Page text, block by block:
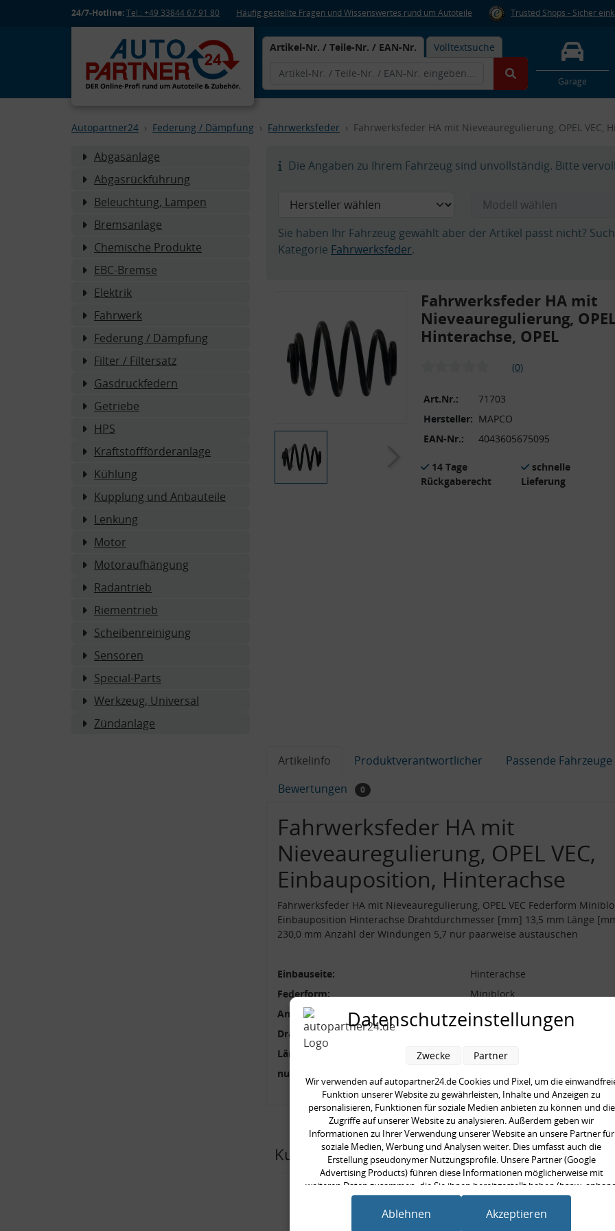
24/7-Hotline:Tel.: +49 33844 67 91 80 Häufig gestellte Fragen und Wissenswertes rund um Autoteile Trusted Shops - Sicher
Artikel-Nr. / Teile-Nr. / EAN-Nr. Volltextsuche
Garage
Autopartner24 Federung / Dämpfung Fahrwerksfeder Fahrwerksfeder HA mit Nieveauregulierung, OPEL VEC,
Abgasanlage
Abgasrückführung
Beleuchtung, Lampen
Bremsanlage
Chemische Produkte
EBC-Bremse
Elektrik
Fahrwerk
Federung / Dämpfung
Filter / Filtersatz
Gasdruckfedern
Getriebe
HPS
Kraftstoffförderanlage
Kühlung
Kupplung und Anbauteile
Lenkung
Motor
Motoraufhängung
Radantrieb
Riementrieb
Scheibenreinigung
Sensoren
Special-Parts
Werkzeug, Universal
Zündanlage
Die Angaben zu Ihrem Fahrzeug sind unvollständig. Bitte
Sie haben Ihr Fahrzeug gewählt aber der Artikel passt nicht?
Kategorie Fahrwerksfeder.
Fahrwerksfeder HA mit
Nieveauregulierung,
Hinterachse, OPEL
(0)
Art.Nr.:
71703
Hersteller: MAPCO
EAN-Nr.:
4043605675095
14 Tage
Rückgaberecht
schnelle
Lieferung
Artikelinfo Produktverantwortlicher
Passende Fahrzeuge
Bewertungen
0
Fahrwerksfeder HA mit
Nieveauregulierung, OPEL VEC,
Einbauposition, Hinterachse
Fahrwerksfeder HA mit Nieveauregulierung, OPEL VEC Federform
Einbauposition Hinterachse Drahtdurchmesser [mm] 13,5 mm Länge
230,0 mm Anzahl der Windungen 5,7 nur paarweise austauschen
Einbauseite:
Hinterachse
Federform:
Miniblock
Anzahl der Windungen:
5,7
Drahtdurchmesser [mm]:
Länge [mm]:
230,0 mm
nur paarweise austauschen:
Kunden kauften auch
Datenschutzeinstellungen
Wir verwenden auf autopartner24.de Cookies und Pixel, um die
Funktion unserer Website zu gewährleisten, Inhalte und Anzeigen zu
personalisieren, Funktionen für soziale Medien anbieten zu können und die
Zugriffe auf unserer Website zu analysieren. Außerdem geben wir
Informationen zu Ihrer Verwendung unserer Website an unsere Partner für
soziale Medien, Werbung und Analysen weiter. Dies umfasst auch die
Erstellung pseudonymer Nutzungsprofile. Unsere Partner (Google
Advertising Products) führen diese Informationen möglicherweise mit
weiteren Daten zusammen, die Sie ihnen bereitgestellt haben (bspw.
eines persönlichen Accounts) oder welche sie im Rahmen Ihrer Nutzung der
Dienste gesammelt haben (bspw. Nutzungsdaten anderer Geräte). Ihre
Einwilligung zur Nutzung von Cookies und Pixeln können Sie jederzeit
Zwecke Partner
Ablehnen Akzeptieren